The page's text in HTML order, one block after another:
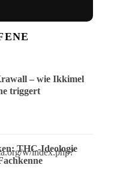
– wie Ikkimel
triggert
THC-Ideologie